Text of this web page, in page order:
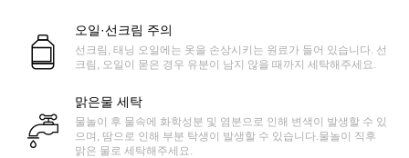
오일·선크림 주의
선크림, 태닝 오일에는 옷을 손상시키는 원료가 들어 있습니다. 선
크림, 오일이 묻은 경우 유분이 남지 않을 때까지 세탁해주세요.
맑은물 세탁
물놀이 후 물속에 화학성분 및 염분으로 인해 변색이 발생할 수 있
으며, 땀으로 인해 부분 탁생이 발생할 수 있습니다.물놀이 직후
맑은 물로 세탁해주세요.